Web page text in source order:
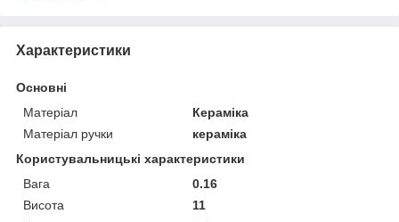
Характеристики
Основні
Матеріал
Кераміка
Матеріал ручки
кераміка
Користувальницькі характеристики
Вага
0.16
Висота
11